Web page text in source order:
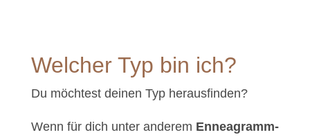
Welcher Typ bin ich?
Du möchtest deinen Typ herausfinden?
Wenn für dich unter anderem Enneagramm-